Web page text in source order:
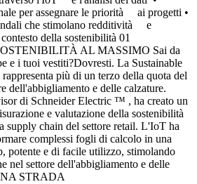
per assegnare le priorità ai progetti •
che stimolano redditività e
della sostenibilità 01
AL MASSIMO Sai da
e i tuoi vestiti?Dovresti. La Sustainable
più di un terzo della quota del
dell'abbigliamento e delle calzature.
di Schneider Electric ™ , ha creato un
e valutazione della sostenibilità
supply chain del settore retail. L'IoT ha
complessi fogli di calcolo in una
potente e di facile utilizzo, stimolando
nel settore dell'abbigliamento e delle
STRADA